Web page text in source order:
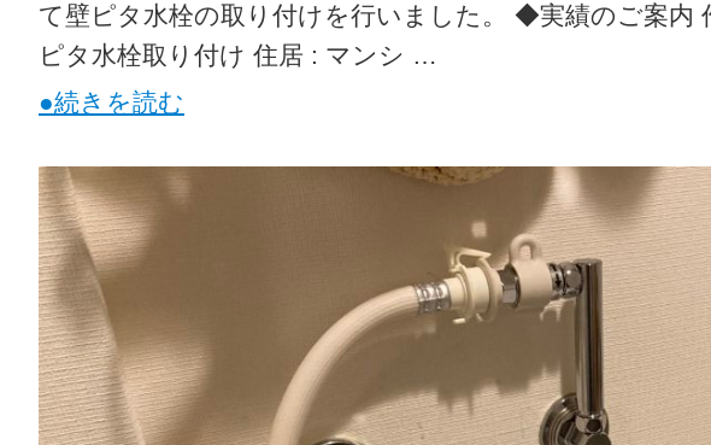
て壁ピタ水栓の取り付けを行いました。 ◆実績のご案内
ピタ水栓取り付け 住居 : マンシ …
●続きを読む